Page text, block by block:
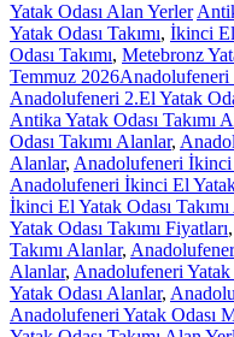
Yatak Odası Alan Yerler
Yatak Odası Takımı, İkinci El
Odası Takımı, Metebronz
Temmuz 2026Anadolufeneri
Anadolufeneri 2.El Yatak
Antika Yatak Odası Takımı
Odası Takımı Alanlar,
Alanlar, Anadolufeneri İkinci
Anadolufeneri İkinci El Yatak
İkinci El Yatak Odası Takımı
Yatak Odası Takımı Fiyatları,
Takımı Alanlar,
Alanlar, Anadolufeneri Yatak
Yatak Odası Alanlar,
Anadolufeneri Yatak Odası